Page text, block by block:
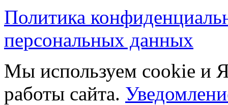
Политика
персональных данных
Мы используем cookie и
работы сайта.